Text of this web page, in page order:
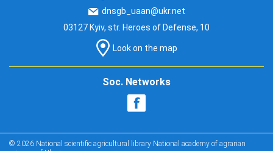
dnsgb_uaan@ukr.net
03127 Kyiv, str. Heroes of Defense, 10
Look on the map
Soc. Networks
© 2026 National scientific agricultural library National academy of agrarian